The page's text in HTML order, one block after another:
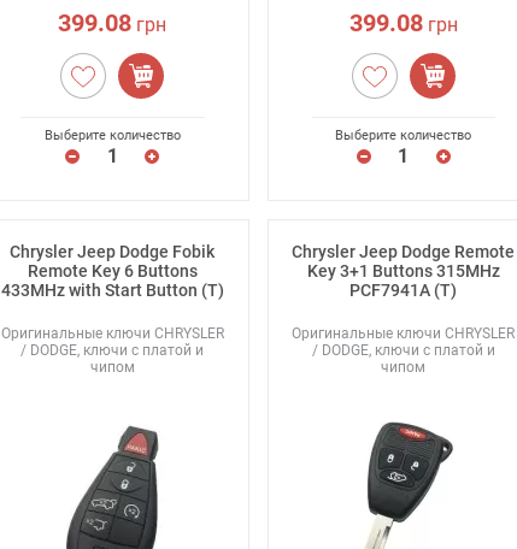
399.08 грн
Выберите количество
399.08грн
Выберите количество
Chrysler Jeep Dodge Fobik
Remote Key 6 Buttons
433MHz with Start Button (T)
Оригинальные ключи CHRYSLER
/ DODGE, ключи с платой и
чипом
Chrysler Jeep Dodge Remote
Key 3+1 Buttons 315MHz
PCF7941A (T)
Оригинальные ключи CHRYSLER
/ DODGE, ключи с платой и
чипом